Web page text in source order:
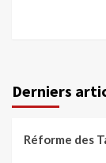
Derniers
Réforme des